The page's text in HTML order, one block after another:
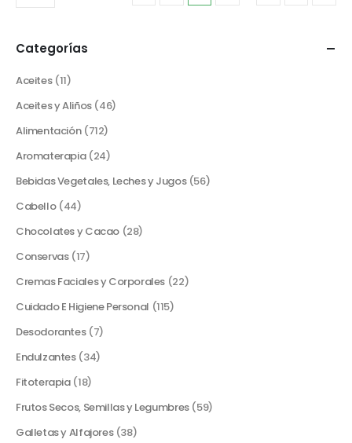
Categorías
Aceites (11)
Aceites y Aliños (46)
Alimentación (712)
Aromaterapia (24)
Bebidas Vegetales, Leches y Jugos (56)
Cabello (44)
Chocolates y Cacao (28)
Conservas (17)
Cremas Faciales y Corporales (22)
Cuidado E Higiene Personal (115)
Desodorantes (7)
Endulzantes (34)
Fitoterapia (18)
Frutos Secos, Semillas y Legumbres (59)
Galletas y Alfajores (38)